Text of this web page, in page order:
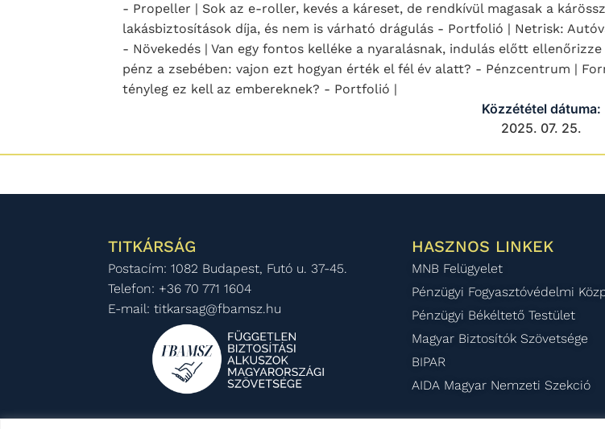
- Propeller | Sok az e-roller, kevés a káreset, de rendkívül magasak a
lakásbiztosítások díja, és nem is várható drágulás - Portfolió | Netrisk:
- Növekedés | Van egy fontos kelléke a nyaralásnak, indulás előtt
pénz a zsebében: vajon ezt hogyan érték el fél év alatt? - Pénzcentrum |
tényleg ez kell az embereknek? - Portfolió |
Közzététel dátuma:
2025. 07. 25.
TITKÁRSÁG
Postacím: 1082 Budapest, Futó u. 37-45.
Telefon: +36 70 771 1604
E-mail: titkarsag@fbamsz.hu
HASZNOS LINKEK
MNB Felügyelet
Pénzügyi Fogyasztóvédelmi
Pénzügyi Békéltető Testület
Magyar Biztosítók Szövetsége
BIPAR
AIDA Magyar Nemzeti Szekció